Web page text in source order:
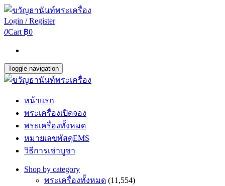
Login / Register
0Cart ฿0
Toggle navigation
หน้าแรก
พระเครื่องเปิดจอง
พระเครื่องทั้งหมด
หมายเลขพัสดุEMS
วิธีการเช่าบูชา
Shop by category
พระเครื่องทั้งหมด (11,554)